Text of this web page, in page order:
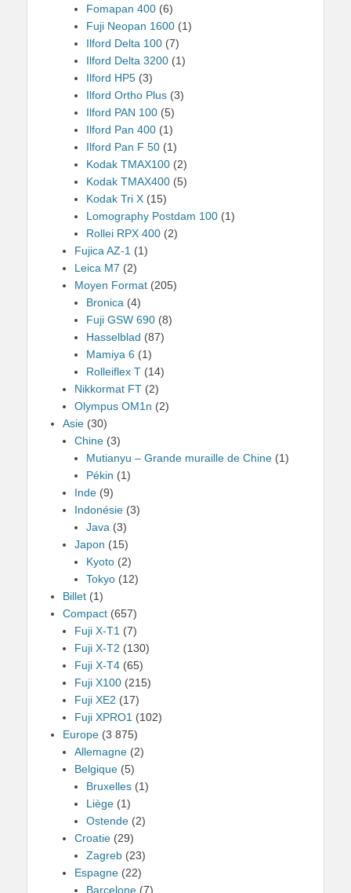
Fomapan 400 (6)
Fuji Neopan 1600 (1)
Ilford Delta 100 (7)
Ilford Delta 3200 (1)
Ilford HP5 (3)
Ilford Ortho Plus (3)
Ilford PAN 100 (5)
Ilford Pan 400 (1)
Ilford Pan F 50 (1)
Kodak TMAX100 (2)
Kodak TMAX400 (5)
Kodak Tri X (15)
Lomography Postdam 100 (1)
Rollei RPX 400 (2)
Fujica AZ-1 (1)
Leica M7 (2)
Moyen Format (205)
Bronica (4)
Fuji GSW 690 (8)
Hasselblad (87)
Mamiya 6 (1)
Rolleiflex T (14)
Nikkormat FT (2)
Olympus OM1n (2)
Asie (30)
Chine (3)
Mutianyu – Grande muraille de Chine (1)
Pékin (1)
Inde (9)
Indonésie (3)
Java (3)
Japon (15)
Kyoto (2)
Tokyo (12)
Billet (1)
Compact (657)
Fuji X-T1 (7)
Fuji X-T2 (130)
Fuji X-T4 (65)
Fuji X100 (215)
Fuji XE2 (17)
Fuji XPRO1 (102)
Europe (3 875)
Allemagne (2)
Belgique (5)
Bruxelles (1)
Liège (1)
Ostende (2)
Croatie (29)
Zagreb (23)
Espagne (22)
Barcelone (7)